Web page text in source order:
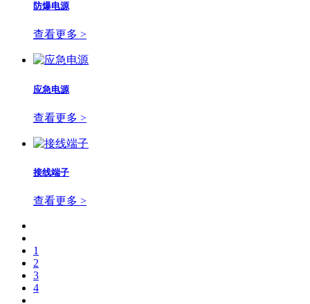
防爆电源
查看更多 >
应急电源
查看更多 >
接线端子
查看更多 >
1
2
3
4